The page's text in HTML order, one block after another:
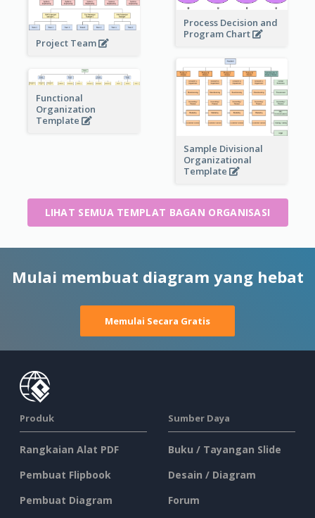
Process Decision and
Program Chart
Project Team
Sample Divisional
Organizational
Template
Functional
Organization
Template
LIHAT SEMUA TEMPLAT BAGAN ORGANISASI
Mulai membuat diagram yang hebat
Memulai Secara Gratis
Produk
Rangkaian Alat PDF
Pembuat Flipbook
Pembuat Diagram
Sumber Daya
Buku / Tayangan Slide
Desain / Diagram
Forum